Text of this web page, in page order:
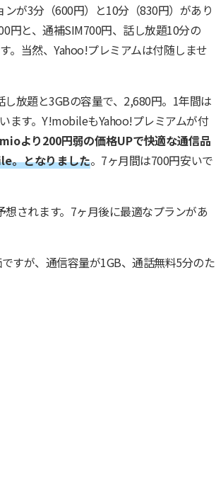
が3分（600円）と10分（830円）があり
円と、通補SIM700円、話し放題10分の
。当然、Yahoo!プレミアムは付随しませ
放題と3GBの容量で、2,680円。1年間は
ます。Y!mobileもYahoo!プレミアムが付
より200円弱の価格UPで快適な通信品
。となりました。7ヶ月間は700円安いで
されます。7ヶ月後に最適なプランがあ
すが、通信容量が1GB、通話無料5分のた